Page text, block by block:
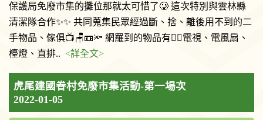
保護局免廢市集的攤位那就太可惜了🥲 這次特別與雲林縣
清潔隊合作✨✨ 共同蒐集民眾經過斷、捨、離後用不到的二
手物品、傢俱📺🪑📼🔦 網羅到的物品有👉🏻電視、電風扇、
檯燈、直排.. <詳全文>
虎尾建國眷村免廢市集活動-第一場次
2022-01-05